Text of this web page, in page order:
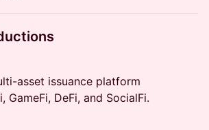
asset issuance platform
GameFi, DeFi, and SocialFi.